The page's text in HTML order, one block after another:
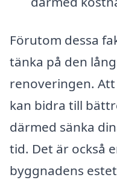
Förutom dessa
tänka på den
renoveringen.
kan bidra till
därmed sänka
tid. Det är också
byggnadens